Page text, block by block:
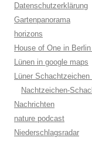
Datenschutzerklärung
Gartenpanorama
horizons
House of One in
Lünen in google maps
Lüner Schachtzeichen
Nachtzeichen-
Nachrichten
nature podcast
Niederschlagsradar